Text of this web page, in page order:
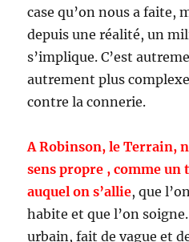
case qu’on nous a faite,
depuis une réalité, un
s’implique. C’est
autrement plus
contre la connerie.
A Robinson, le Terrain,
sens propre , comme
auquel on s’allie, que
habite et que l’on
urbain, fait de vague et